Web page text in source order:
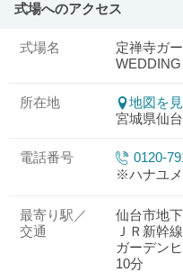
式場へのアクセス
式場名
定禅寺ガ
WEDDING
所在地
地図を
宮城県仙
電話番号
0120-
※ハナユメ
最寄り駅／
交通
仙台市地
ＪＲ新幹
ガーデン
10分